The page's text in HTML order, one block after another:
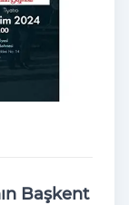
Başkent